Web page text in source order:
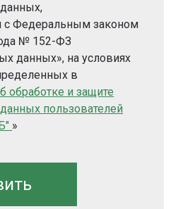
с Федеральным законом
№ 152-ФЗ
данных», на условиях
в
обработке и защите
пользователей
»